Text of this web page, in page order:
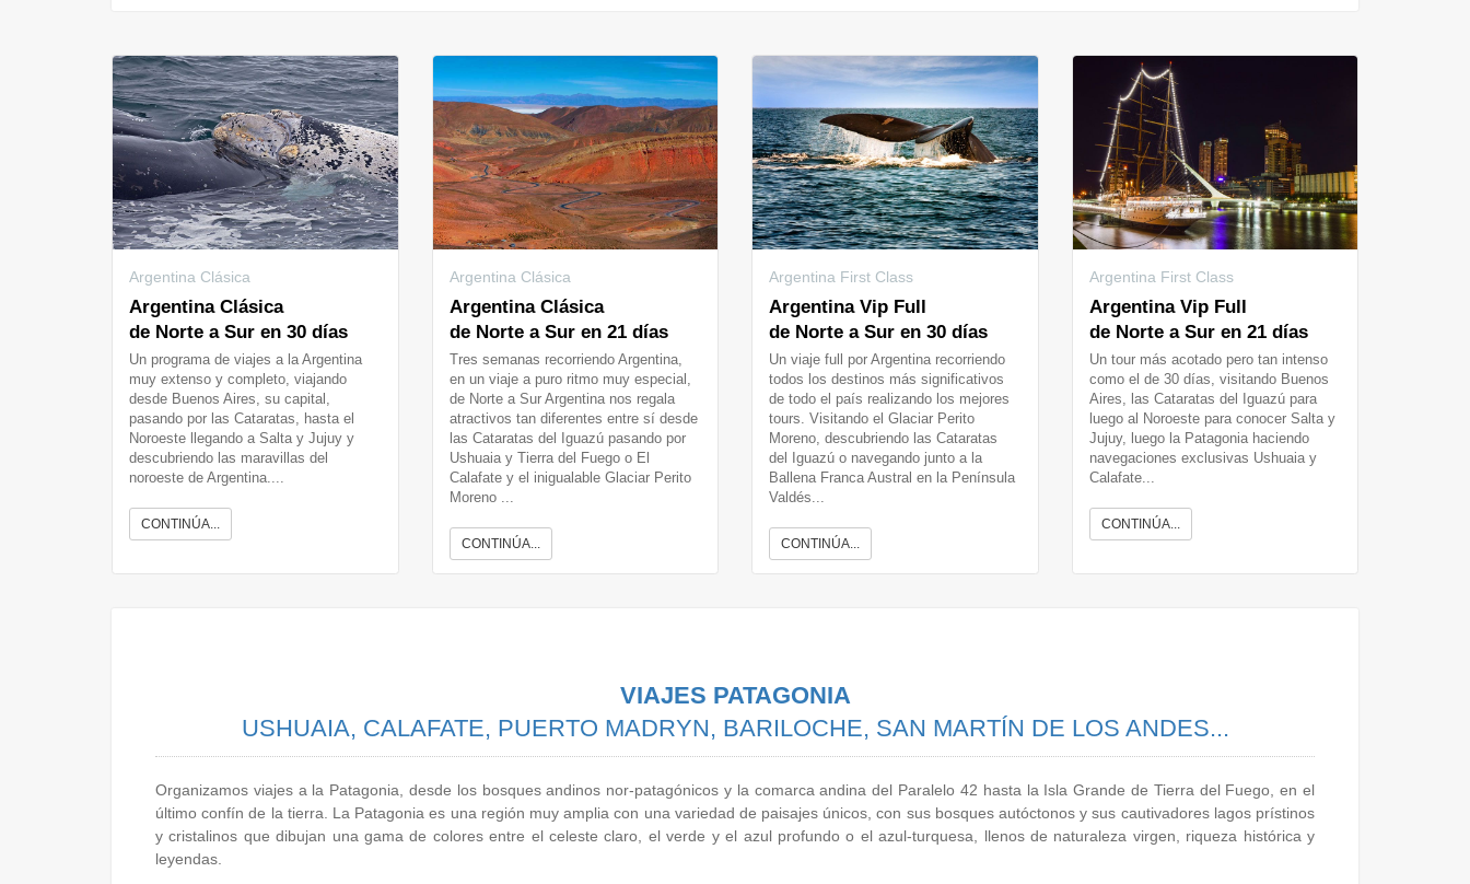
Argentina Clásica
Argentina Clásica
de Norte a Sur en 30 días
Un programa de viajes a la Argentina
muy extenso y completo, viajando
desde Buenos Aires, su capital,
pasando por las Cataratas, hasta el
Noroeste llegando a Salta y Jujuy y
descubriendo las maravillas del
noroeste de Argentina....
CONTINÚA...
Argentina Clásica
Argentina Clásica
de Norte a Sur en 21 días
Tres semanas recorriendo Argentina,
en un viaje a puro ritmo muy especial,
de Norte a Sur Argentina nos regala
atractivos tan diferentes entre sí desde
las Cataratas del Iguazú pasando por
Ushuaia y Tierra del Fuego o El
Calafate y el inigualable Glaciar Perito
Moreno ...
CONTINÚA...
Argentina First Class
Argentina Vip Full
de Norte a Sur en 30 días
Un viaje full por Argentina recorriendo
todos los destinos más significativos
de todo el país realizando los mejores
tours. Visitando el Glaciar Perito
Moreno, descubriendo las Cataratas
del Iguazú o navegando junto a la
Ballena Franca Austral en la Península
Valdés...
CONTINÚA...
Argentina First Class
Argentina Vip Full
de Norte a Sur en 21 días
Un tour más acotado pero tan intenso
como el de 30 días, visitando Buenos
Aires, las Cataratas del Iguazú para
luego al Noroeste para conocer Salta y
Jujuy, luego la Patagonia haciendo
navegaciones exclusivas Ushuaia y
Calafate...
CONTINÚA...
VIAJES PATAGONIA
USHUAIA, CALAFATE, PUERTO MADRYN, BARILOCHE, SAN MARTÍN DE LOS ANDES...
Organizamos viajes a la Patagonia, desde los bosques andinos nor-patagónicos y la comarca andina del Paralelo 42 hasta la Isla Grande de Tierra del Fuego, en el
último confín de la tierra. La Patagonia es una región muy amplia con una variedad de paisajes únicos, con sus bosques autóctonos y sus cautivadores lagos prístinos
y cristalinos que dibujan una gama de colores entre el celeste claro, el verde y el azul profundo o el azul-turquesa, llenos de naturaleza virgen, riqueza histórica y
leyendas.